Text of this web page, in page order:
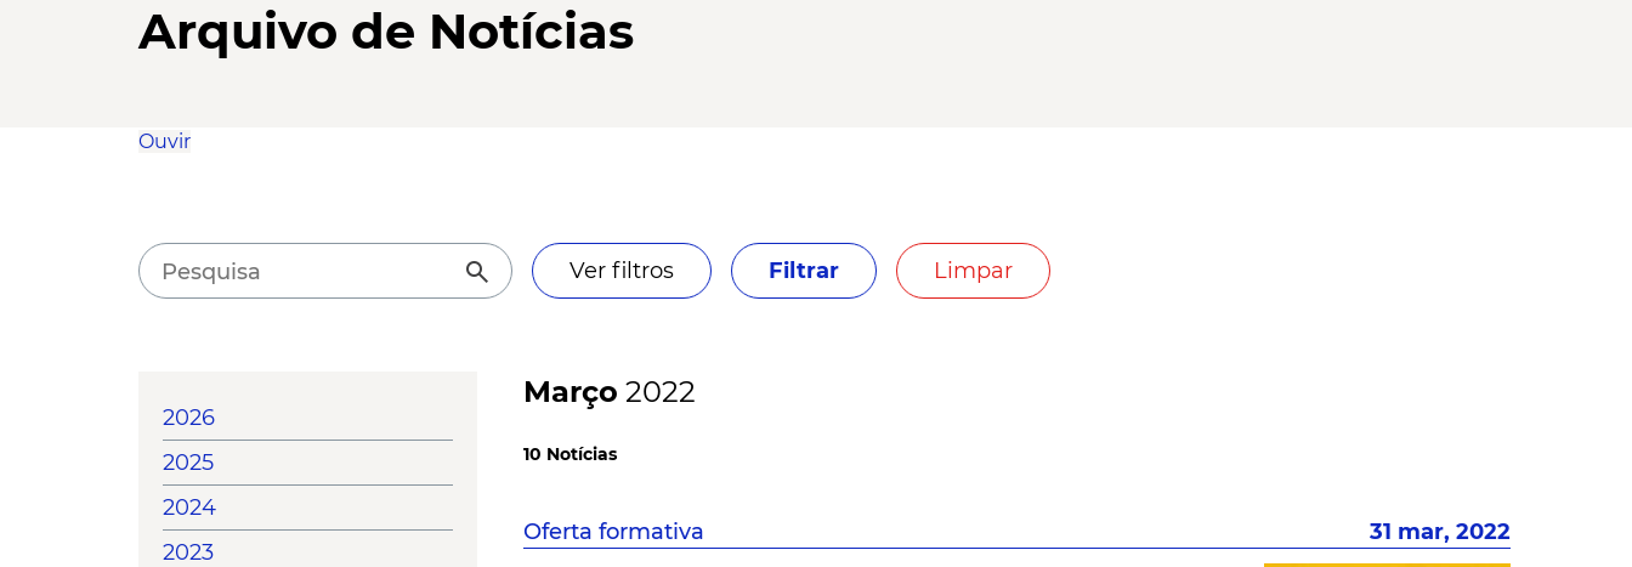
Arquivo de Notícias
Ouvir
search Ver filtros Filtrar Limpar
2026
2025
2024
2023
Março 2022
10 Notícias
Oferta formativa 31 mar, 2022